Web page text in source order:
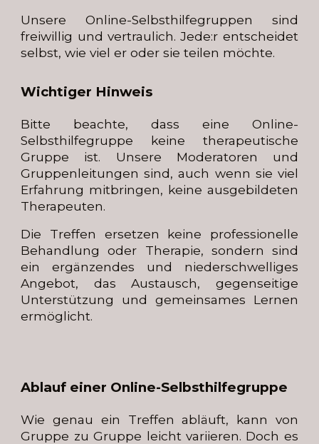
Unsere Online-Selbsthilfegruppen sind
freiwillig und vertraulich. Jede:r entscheidet
selbst, wie viel er oder sie teilen möchte.
Wichtiger Hinweis
Bitte beachte, dass eine Online-
Selbsthilfegruppe keine therapeutische
Gruppe ist. Unsere Moderatoren und
Gruppenleitungen sind, auch wenn sie viel
Erfahrung mitbringen, keine ausgebildeten
Therapeuten.
Die Treffen ersetzen keine professionelle
Behandlung oder Therapie, sondern sind
ein ergänzendes und niederschwelliges
Angebot, das Austausch, gegenseitige
Unterstützung und gemeinsames Lernen
ermöglicht.
Ablauf einer Online-Selbsthilfegruppe
Wie genau ein Treffen abläuft, kann von
Gruppe zu Gruppe leicht variieren. Doch es